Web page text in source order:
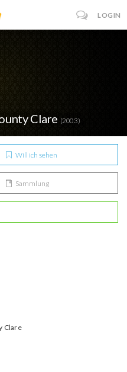
LOGIN
Clare (2003)
Will ich sehen
Sammlung
Clare